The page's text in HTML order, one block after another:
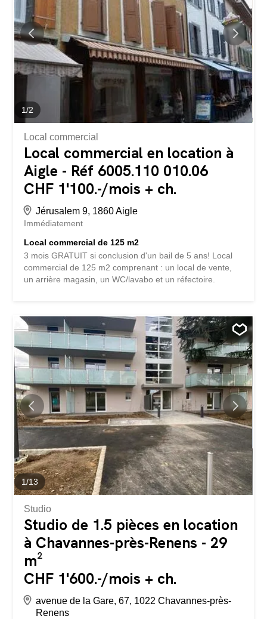
1/2
Local commercial
Local commercial en location à
Aigle - Réf 6005.110 010.06
CHF 1'100.-/mois + ch.
Jérusalem 9, 1860 Aigle
Immédiatement
Local commercial de 125 m2
3 mois GRATUIT si conclusion d'un bail de 5 ans! Local
commercial de 125 m2 comprenant : un local de vente,
un arrière magasin, un WC/lavabo et un réfectoire.
1/13
Studio
Studio de 1.5 pièces en location
à Chavannes-près-Renens - 29
m²
CHF 1'600.-/mois + ch.
avenue de la Gare, 67, 1022 Chavannes-près-
Renens